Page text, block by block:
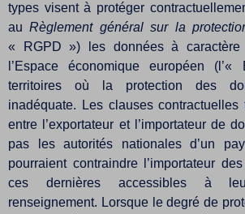
types visent à protéger
auRèglement général sur la
« RGPD ») les données à caractère
l’Espace économique européen
territoires où la protection des
inadéquate. Les clauses contractuelles
entre l’exportateur et l’importateur de
pas les autorités nationales d’un
pourraient contraindre l’importateur
ces dernières accessibles à
renseignement. Lorsque le degré de